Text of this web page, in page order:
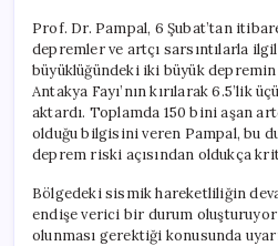
Prof. Dr. Pampal, 6 Şubat’tan
depremler ve artçı sarsıntılarla
büyüklüğündeki iki büyük depremin
Antakya Fayı’nın kırılarak 6.5’lik
aktardı. Toplamda 150 bini aşan
olduğu bilgisini veren Pampal, bu
deprem riski açısından oldukça
Bölgedeki sismik hareketliliğin
endişe verici bir durum
olunması gerektiği konusunda